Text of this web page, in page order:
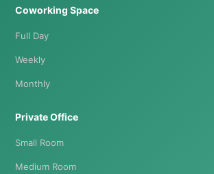
Coworking Space
Full Day
Weekly
Monthly
Private Office
Small Room
Medium Room